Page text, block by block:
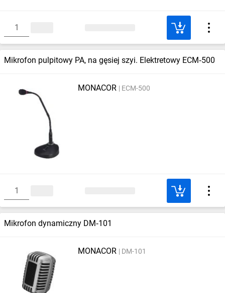
Mikrofon pulpitowy PA, na gęsiej szyi. Elektretowy ECM‑500
MONACOR ECM-500
Mikrofon dynamiczny DM‑101
MONACOR DM-101